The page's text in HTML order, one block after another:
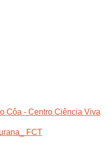
Côa - Centro Ciência Viva
FCT